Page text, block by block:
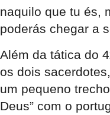
naquilo que tu és,
poderás chegar a
Além da tática do
os dois
um pequeno
Deus” com o